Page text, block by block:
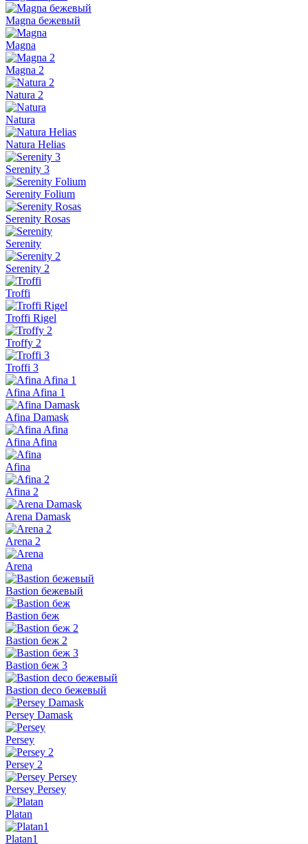
Magna бежевый
Magna
Magna 2
Natura 2
Natura
Natura Helias
Serenity 3
Serenity Folium
Serenity Rosas
Serenity
Serenity 2
Troffi
Troffi Rigel
Troffy 2
Troffi 3
Afina Afina 1
Afina Damask
Afina Afina
Afina
Afina 2
Arena Damask
Arena 2
Arena
Bastion бежевый
Bastion беж
Bastion беж 2
Bastion беж 3
Bastion deco бежевый
Persey Damask
Persey
Persey 2
Persey Persey
Platan
Platan1